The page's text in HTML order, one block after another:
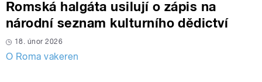
Romská halgáta usilují o zápis na
národní seznam kulturního dědictví
18. únor 2026
O Roma vakeren